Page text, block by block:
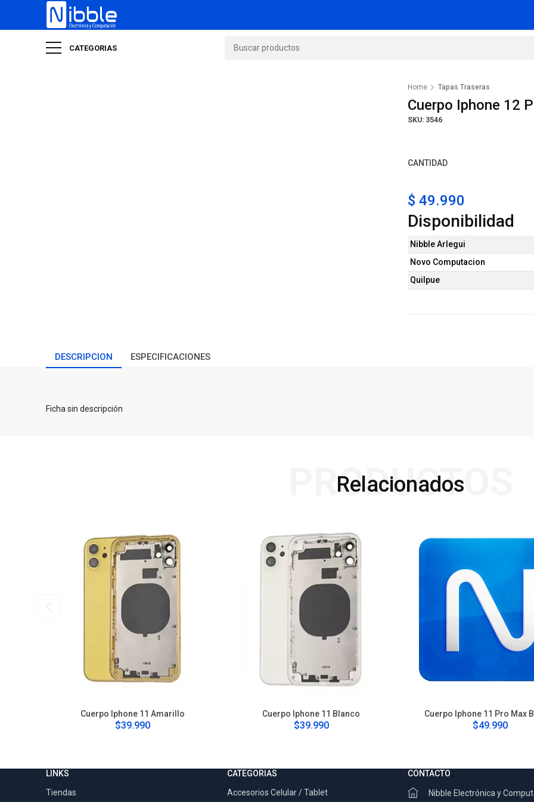
CATEGORIAS
Home Tapas Traseras
Cuerpo Iphone 12
SKU: 3546
CANTIDAD
$ 49.990
Disponibilidad
Nibble Arlegui
Novo Computacion
Quilpue
DESCRIPCION ESPECIFICACIONES
Ficha sin descripción
Relacionados
PRODUCTOS
Cuerpo Iphone 11 Amarillo
$39.990
Cuerpo Iphone 11 Blanco
$39.990
Cuerpo Iphone 11 Pro Max
$49.990
LINKS
Tiendas
CATEGORIAS
Accesorios Celular / Tablet
CONTACTO
Nibble Electrónica y